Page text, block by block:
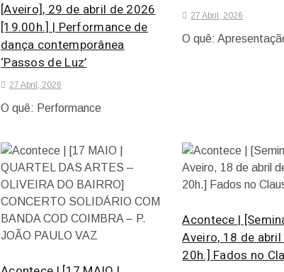
[Aveiro], 29 de abril de 2026
[19.00h.] | Performance de
dança contemporânea
‘Passos de Luz’
27 Abril, 2026
O quê: Performance
27 Abril, 2026
O quê:
Acontece |
Aveiro, 18 de
20h.] Fados no